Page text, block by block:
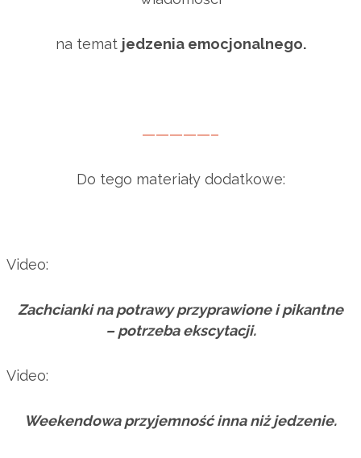
na temat jedzenia emocjonalnego.
—————–
Do tego materiały dodatkowe:
Video:
Zachcianki na potrawy przyprawione i pikantne
– potrzeba ekscytacji.
Video:
Weekendowa przyjemność inna niż jedzenie.